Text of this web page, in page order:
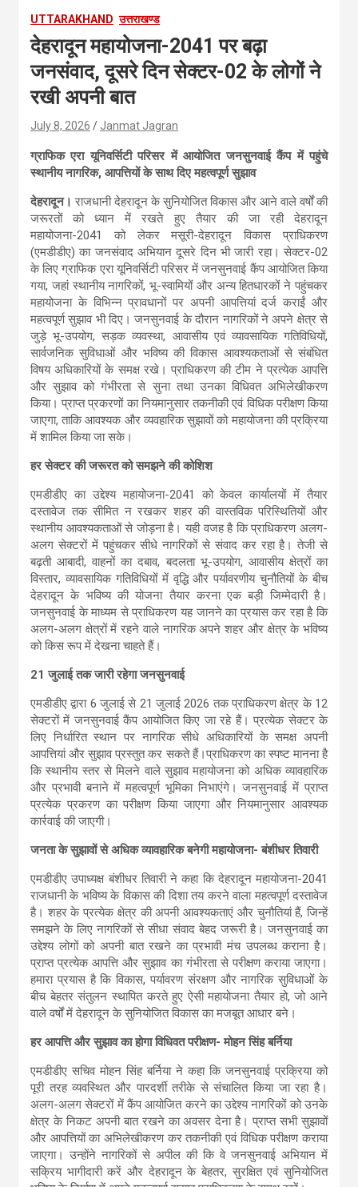
UTTARAKHAND उत्तराखण्ड
देहरादून महायोजना-2041 पर बढ़ा
जनसंवाद, दूसरे दिन सेक्टर-02 के लोगों ने
रखी अपनी बात
July 8, 2026 Janmat Jagran
ग्राफिक एरा यूनिवर्सिटी परिसर में आयोजित जनसुनवाई कैंप में पहुंचे
स्थानीय नागरिक, आपत्तियों के साथ दिए महत्वपूर्ण सुझाव
देहरादून। राजधानी देहरादून के सुनियोजित विकास और आने वाले वर्षों की
जरूरतों को ध्यान में रखते हुए तैयार की जा रही देहरादून
महायोजना-2041 को लेकर मसूरी-देहरादून विकास प्राधिकरण
(एमडीडीए) का जनसंवाद अभियान दूसरे दिन भी जारी रहा। सेक्टर-02
के लिए ग्राफिक एरा यूनिवर्सिटी परिसर में जनसुनवाई कैंप आयोजित किया
गया, जहां स्थानीय नागरिकों, भू-स्वामियों और अन्य हितधारकों ने पहुंचकर
महायोजना के विभिन्न प्रावधानों पर अपनी आपत्तियां दर्ज कराईं और
महत्वपूर्ण सुझाव भी दिए। जनसुनवाई के दौरान नागरिकों ने अपने क्षेत्र से
जुड़े भू-उपयोग, सड़क व्यवस्था, आवासीय एवं व्यावसायिक गतिविधियों,
सार्वजनिक सुविधाओं और भविष्य की विकास आवश्यकताओं से संबंधित
विषय अधिकारियों के समक्ष रखे। प्राधिकरण की टीम ने प्रत्येक आपत्ति
और सुझाव को गंभीरता से सुना तथा उनका विधिवत अभिलेखीकरण
किया। प्राप्त प्रकरणों का नियमानुसार तकनीकी एवं विधिक परीक्षण किया
जाएगा, ताकि आवश्यक और व्यवहारिक सुझावों को महायोजना की प्रक्रिया
में शामिल किया जा सके।
हर सेक्टर की जरूरत को समझने की कोशिश
एमडीडीए का उद्देश्य महायोजना-2041 को केवल कार्यालयों में तैयार
दस्तावेज तक सीमित न रखकर शहर की वास्तविक परिस्थितियों और
स्थानीय आवश्यकताओं से जोड़ना है। यही वजह है कि प्राधिकरण अलग-
अलग सेक्टरों में पहुंचकर सीधे नागरिकों से संवाद कर रहा है। तेजी से
बढ़ती आबादी, वाहनों का दबाव, बदलता भू-उपयोग, आवासीय क्षेत्रों का
विस्तार, व्यावसायिक गतिविधियों में वृद्धि और पर्यावरणीय चुनौतियों के बीच
देहरादून के भविष्य की योजना तैयार करना एक बड़ी जिम्मेदारी है।
जनसुनवाई के माध्यम से प्राधिकरण यह जानने का प्रयास कर रहा है कि
अलग-अलग क्षेत्रों में रहने वाले नागरिक अपने शहर और क्षेत्र के भविष्य
को किस रूप में देखना चाहते हैं।
21 जुलाई तक जारी रहेगा जनसुनवाई
एमडीडीए द्वारा 6 जुलाई से 21 जुलाई 2026 तक प्राधिकरण क्षेत्र के 12
सेक्टरों में जनसुनवाई कैंप आयोजित किए जा रहे हैं। प्रत्येक सेक्टर के
लिए निर्धारित स्थान पर नागरिक सीधे अधिकारियों के समक्ष अपनी
आपत्तियां और सुझाव प्रस्तुत कर सकते हैं।प्राधिकरण का स्पष्ट मानना है
कि स्थानीय स्तर से मिलने वाले सुझाव महायोजना को अधिक व्यावहारिक
और प्रभावी बनाने में महत्वपूर्ण भूमिका निभाएंगे। जनसुनवाई में प्राप्त
प्रत्येक प्रकरण का परीक्षण किया जाएगा और नियमानुसार आवश्यक
कार्रवाई की जाएगी।
जनता के सुझावों से अधिक व्यावहारिक बनेगी महायोजना- बंशीधर तिवारी
एमडीडीए उपाध्यक्ष बंशीधर तिवारी ने कहा कि देहरादून महायोजना-2041
राजधानी के भविष्य के विकास की दिशा तय करने वाला महत्वपूर्ण दस्तावेज
है। शहर के प्रत्येक क्षेत्र की अपनी आवश्यकताएं और चुनौतियां हैं, जिन्हें
समझने के लिए नागरिकों से सीधा संवाद बेहद जरूरी है। जनसुनवाई का
उद्देश्य लोगों को अपनी बात रखने का प्रभावी मंच उपलब्ध कराना है।
प्राप्त प्रत्येक आपत्ति और सुझाव का गंभीरता से परीक्षण कराया जाएगा।
हमारा प्रयास है कि विकास, पर्यावरण संरक्षण और नागरिक सुविधाओं के
बीच बेहतर संतुलन स्थापित करते हुए ऐसी महायोजना तैयार हो, जो आने
वाले वर्षों में देहरादून के सुनियोजित विकास का मजबूत आधार बने।
हर आपत्ति और सुझाव का होगा विधिवत परीक्षण- मोहन सिंह बर्निया
एमडीडीए सचिव मोहन सिंह बर्निया ने कहा कि जनसुनवाई प्रक्रिया को
पूरी तरह व्यवस्थित और पारदर्शी तरीके से संचालित किया जा रहा है।
अलग-अलग सेक्टरों में कैंप आयोजित करने का उद्देश्य नागरिकों को उनके
क्षेत्र के निकट अपनी बात रखने का अवसर देना है। प्राप्त सभी सुझावों
और आपत्तियों का अभिलेखीकरण कर तकनीकी एवं विधिक परीक्षण कराया
जाएगा। उन्होंने नागरिकों से अपील की कि वे जनसुनवाई अभियान में
सक्रिय भागीदारी करें और देहरादून के बेहतर, सुरक्षित एवं सुनियोजित